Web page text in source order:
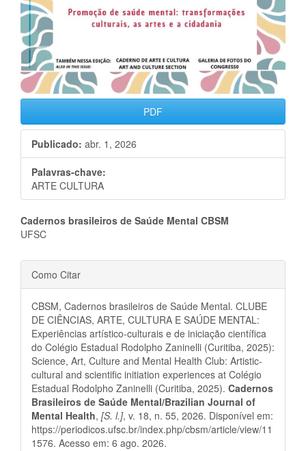
PDF
Publicado: abr. 1, 2026
Palavras-chave:
ARTE CULTURA
Conteúdo
artigo
principal
Cadernos brasileiros de Saúde Mental CBSM
UFSC
Detalhes
do
artigo
Como Citar
CBSM, Cadernos brasileiros de Saúde Mental. CLUBE
DE CIÊNCIAS, ARTE, CULTURA E SAÚDE MENTAL:
Experiências artístico-culturais e de iniciação científica
do Colégio Estadual Rodolpho Zaninelli (Curitiba, 2025):
Science, Art, Culture and Mental Health Club: Artistic-
cultural and scientific initiation experiences at Colégio
Estadual Rodolpho Zaninelli (Curitiba, 2025). Cadernos
Brasileiros de Saúde Mental/Brazilian Journal of
Mental Health, [S. l.], v. 18, n. 55, 2026. Disponível em:
https://periodicos.ufsc.br/index.php/cbsm/article/view/11
1576. Acesso em: 6 ago. 2026.